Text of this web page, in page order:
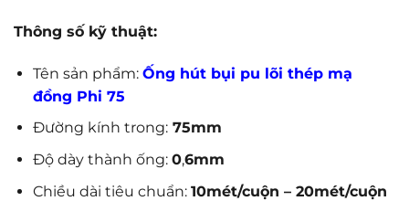
Thông số kỹ thuật:
Tên sản phẩm: Ống hút bụi pu lõi thép mạ
đồng Phi 75
Đường kính trong:75mm
Độ dày thành ống: 0,6mm
Chiều dài tiêu chuẩn: 10mét/cuộn – 20mét/cuộn